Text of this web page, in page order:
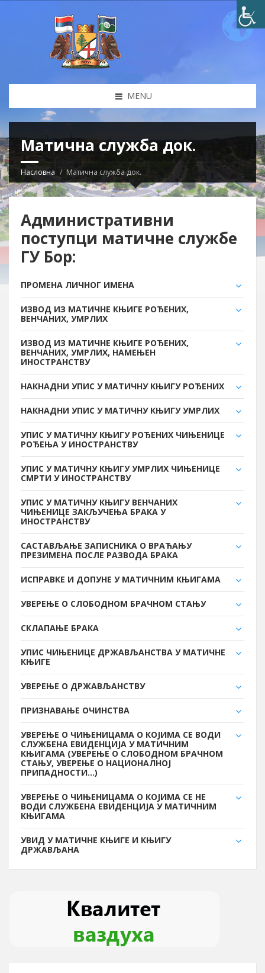
MENU
Матична служба док.
Насловна Матична служба док.
Административни
поступци матичне службе
ГУ Бор:
ПРОМЕНА ЛИЧНОГ ИМЕНА
ИЗВОД ИЗ МАТИЧНЕ КЊИГЕ РОЂЕНИХ,
ВЕНЧАНИХ, УМРЛИХ
ИЗВОД ИЗ МАТИЧНЕ КЊИГЕ РОЂЕНИХ,
ВЕНЧАНИХ, УМРЛИХ, НАМЕЊЕН
ИНОСТРАНСТВУ
НАКНАДНИ УПИС У МАТИЧНУ КЊИГУ РОЂЕНИХ
НАКНАДНИ УПИС У МАТИЧНУ КЊИГУ УМРЛИХ
УПИС У МАТИЧНУ КЊИГУ РОЂЕНИХ ЧИЊЕНИЦЕ
РОЂЕЊА У ИНОСТРАНСТВУ
УПИС У МАТИЧНУ КЊИГУ УМРЛИХ ЧИЊЕНИЦЕ
СМРТИ У ИНОСТРАНСТВУ
УПИС У МАТИЧНУ КЊИГУ ВЕНЧАНИХ
ЧИЊЕНИЦЕ ЗАКЉУЧЕЊА БРАКА У
ИНОСТРАНСТВУ
САСТАВЉАЊЕ ЗАПИСНИКА О ВРАЋАЊУ
ПРЕЗИМЕНА ПОСЛЕ РАЗВОДА БРАКА
ИСПРАВКЕ И ДОПУНЕ У МАТИЧНИМ КЊИГАМА
УВЕРЕЊЕ О СЛОБОДНОМ БРАЧНОМ СТАЊУ
СКЛАПАЊЕ БРАКА
УПИС ЧИЊЕНИЦЕ ДРЖАВЉАНСТВА У МАТИЧНЕ
КЊИГЕ
УВЕРЕЊЕ О ДРЖАВЉАНСТВУ
ПРИЗНАВАЊЕ ОЧИНСТВА
УВЕРЕЊЕ О ЧИЊЕНИЦАМА О КОЈИМА СЕ ВОДИ
СЛУЖБЕНА ЕВИДЕНЦИЈА У МАТИЧНИМ
КЊИГАМА (УВЕРЕЊЕ О СЛОБОДНОМ БРАЧНОМ
СТАЊУ, УВЕРЕЊЕ О НАЦИОНАЛНОЈ
ПРИПАДНОСТИ...)
УВЕРЕЊЕ О ЧИЊЕНИЦАМА О КОЈИМА СЕ НЕ
ВОДИ СЛУЖБЕНА ЕВИДЕНЦИЈА У МАТИЧНИМ
КЊИГАМА
УВИД У МАТИЧНЕ КЊИГЕ И КЊИГУ
ДРЖАВЉАНА